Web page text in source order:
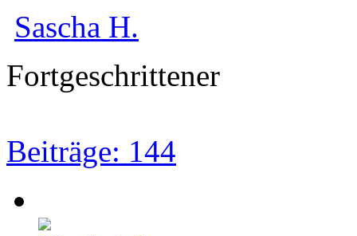
Sascha H.
Fortgeschrittener
Beiträge: 144